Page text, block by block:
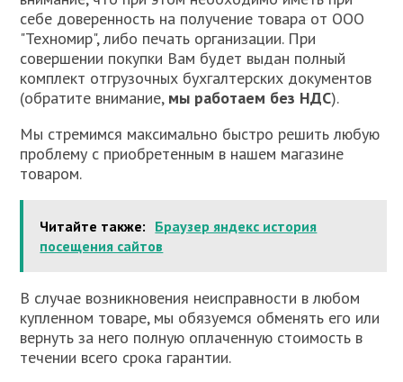
себе доверенность на получение товара от ООО
"Техномир", либо печать организации. При
совершении покупки Вам будет выдан полный
комплект отгрузочных бухгалтерских документов
(обратите внимание, мы работаем без НДС).
Мы стремимся максимально быстро решить любую
проблему с приобретенным в нашем магазине
товаром.
Читайте также: Браузер яндекс история
посещения сайтов
В случае возникновения неисправности в любом
купленном товаре, мы обязуемся обменять его или
вернуть за него полную оплаченную стоимость в
течении всего срока гарантии.